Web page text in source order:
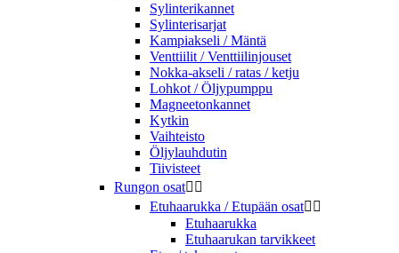
Sylinterikannet
Sylinterisarjat
Kampiakseli / Mäntä
Venttiilit / Venttiilinjouset
Nokka-akseli / ratas / ketju
Lohkot / Öljypumppu
Magneetonkannet
Kytkin
Vaihteisto
Öljylauhdutin
Tiivisteet
Rungon osat 
Etuhaarukka / Etupään osat 
Etuhaarukka
Etuhaarukan tarvikkeet